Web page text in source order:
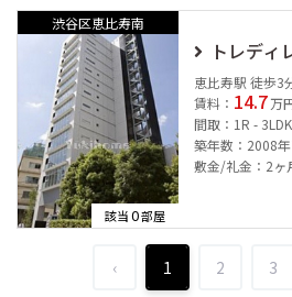
渋谷区恵比寿南
該当0部屋
トレディ
恵比寿駅 徒歩3
賃料： 14.7 万
間取：1R - 3LDK
築年数：2008
敷金/礼金：2ヶ
‹ 1 2 3